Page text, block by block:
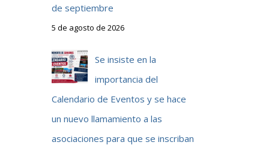
de septiembre
5 de agosto de 2026
Se insiste en la
importancia del
Calendario de Eventos y se hace
un nuevo llamamiento a las
asociaciones para que se inscriban